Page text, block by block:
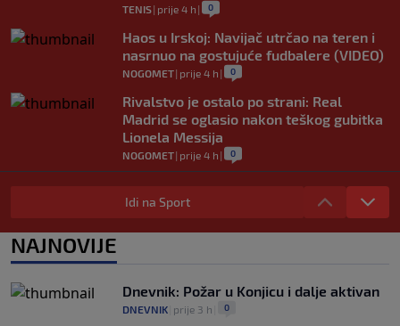
TENIS| prije 4 h | 0
Haos u Irskoj: Navijač utrčao na teren i
nasrnuo na gostujuće fudbalere (VIDEO)
NOGOMET| prije 4 h | 0
Rivalstvo je ostalo po strani: Real
Madrid se oglasio nakon teškog gubitka
Lionela Messija
NOGOMET| prije 4 h | 0
WNBA igračice odgovorile Kanteru
nakon provokacije: "Nećemo biti politički
KOŠARKA|prije 5 h| 0
FIFA-e je vaš novac", danas se suočava s
najvećom krizom
| prije 6 h
Idi na Sport
NAJNOVIJE
Dnevnik: Požar u Konjicu i dalje aktivan
DNEVNIK prije 3 h 0